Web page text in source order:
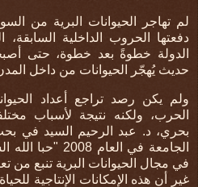
لم تهاجر الحيوانات البرية من
دفعتها الحروب الداخلية السابقة،
الدولة خطوةً بعد خطوة، حتى
حديث يُهجّر الحيوانات من داخل
ولم يكن رصد تراجع أعداد
الحرب، ولكنه نتيجة لأسباب
بحري، د. عبد الرحيم السيد في
الجامعة في العام 2008 "
حبا الله
في مجال الحيوانات البرية تنبع من
غير أن هذه الإمكانات الإنتاجية